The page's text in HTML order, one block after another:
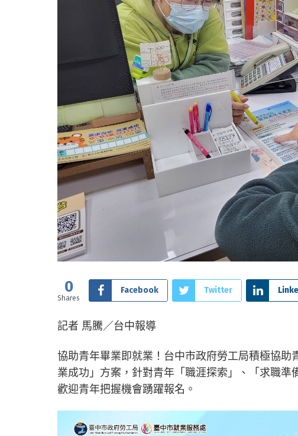
0
Shares
Facebook Twitter
記者 馬騰／台中報導
協助青年畢業即就業！台中市政府勞工局積極協
業成功」方案，針對青年「職涯探索」、「求職準
歡迎青年把握機會踴躍報名。